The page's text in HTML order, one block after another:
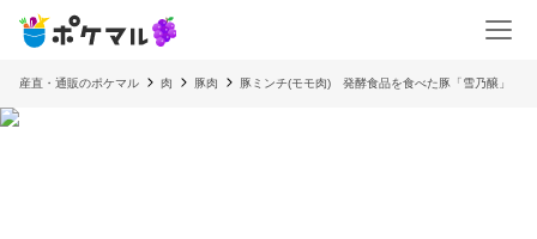
産直・通販のポケマル 肉 豚肉 豚ミンチ(モモ肉) 発酵食品を食べた豚「雪乃醸」